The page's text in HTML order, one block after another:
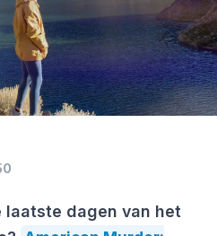
laatste dagen van het